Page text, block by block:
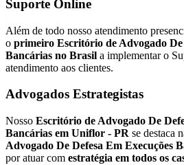
Suporte Online
Além de todo nosso atendimento
o primeiro Escritório de Advogado De
Bancárias no Brasil a implementar o
atendimento aos clientes.
Advogados Estrategistas
Nosso Escritório de Advogado De
Bancárias em Uniflor - PR se destaca
Advogado De Defesa Em Execuções
por atuar com estratégia em todos os